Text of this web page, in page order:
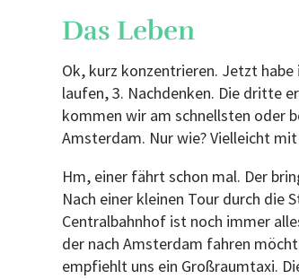
Das Leben
Ok, kurz konzentrieren. Jetzt habe
laufen, 3. Nachdenken. Die dritte
kommen wir am schnellsten oder
Amsterdam. Nur wie? Vielleicht
Hm, einer fährt schon mal. Der
Nach einer kleinen Tour durch die
Centralbahnhof ist noch immer
der nach Amsterdam fahren
empfiehlt uns ein Großraumtaxi.